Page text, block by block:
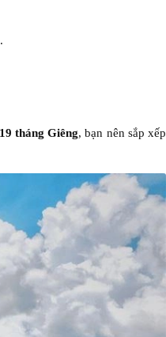
tháng Giêng, bạn nên sắp xếp